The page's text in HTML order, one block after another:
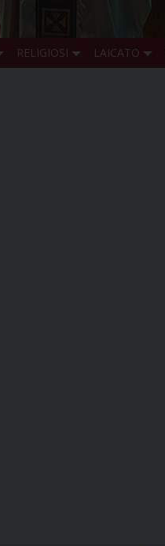
RELIGIOSI LAICATO